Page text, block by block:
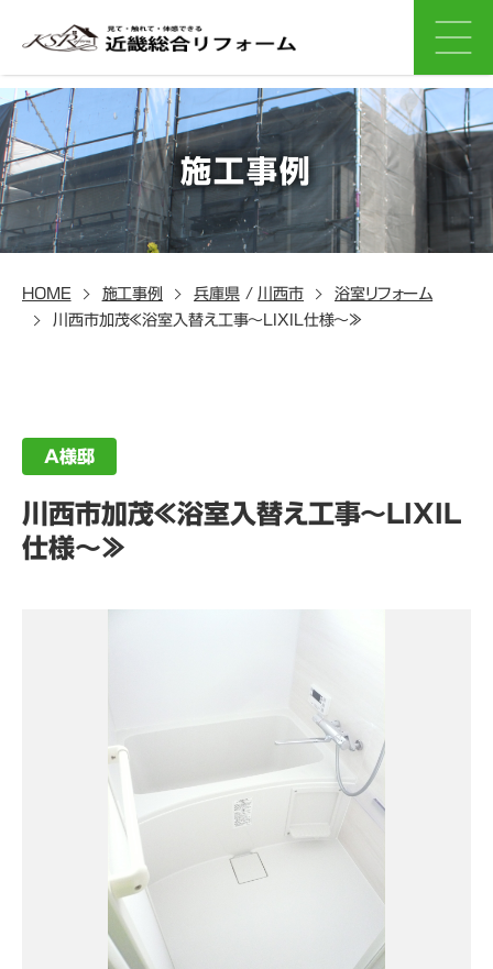
施工事例
HOME 施工事例 兵庫県/ 川西市
浴室リフォーム
川西市加茂≪浴室入替え工事～LIXIL仕様～≫
A様邸
川西市加茂≪浴室入替え工事～LIXIL
仕様～≫